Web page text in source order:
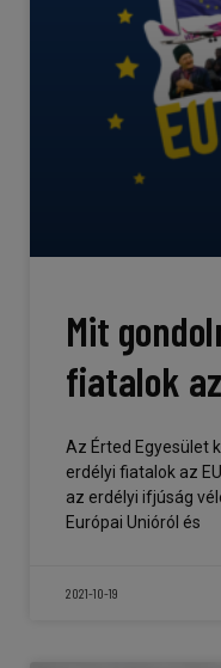
Mit
fiatalok
Az Érted Egyesület
erdélyi fiatalok az
az erdélyi ifjúság
Európai Unióról és
2021-10-19